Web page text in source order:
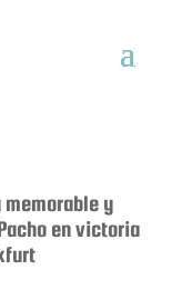
memorable y
en victoria